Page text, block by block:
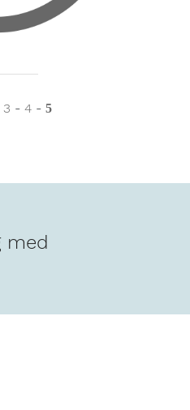
3 -4 -5
med